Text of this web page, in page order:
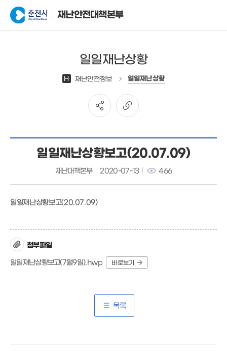
재난안전대책본부
일일재난상황
H 재난안전정보 일일재난상황
일일재난상황보고(20.07.09)
재난대책본부 2020-07-13 466
일일재난상황보고(20.07.09)
첨부파일
일일재난상황보고(7월9일).hwp
바로보기
목록